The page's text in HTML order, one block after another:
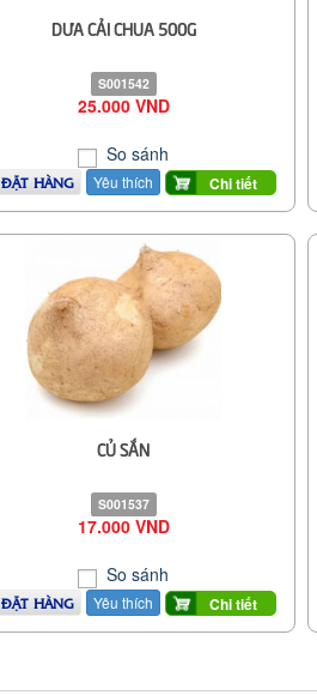
DƯA CẢI CHUA 500G
S001542
25.000 VND
So sánh
ĐẶT HÀNG Yêu thích Chi tiết
CỦ SẮN
S001537
17.000 VND
So sánh
ĐẶT HÀNG Yêu thích Chi tiết